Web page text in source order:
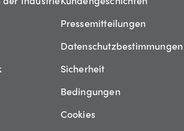
Pressemitteilungen
Datenschutzbestimmungen
Sicherheit
Bedingungen
Cookies